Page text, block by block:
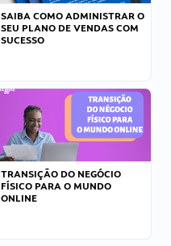
SAIBA COMO ADMINISTRAR O
SEU PLANO DE VENDAS COM
SUCESSO
TRANSIÇÃO DO NEGÓCIO
FÍSICO PARA O MUNDO
ONLINE